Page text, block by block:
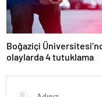
Boğaziçi
olaylarda 4 tutuklama